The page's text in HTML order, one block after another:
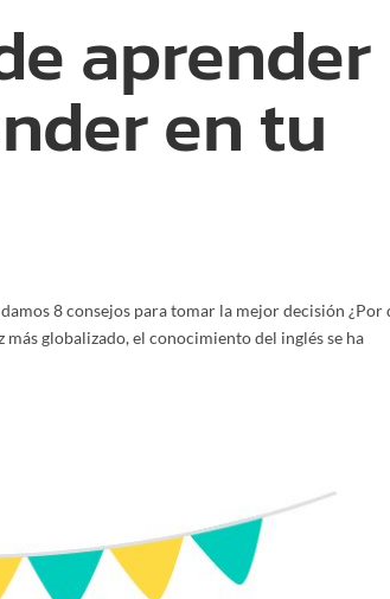
aprender
en tu
8 consejos para tomar la mejor decisión ¿Por
globalizado, el conocimiento del inglés se ha